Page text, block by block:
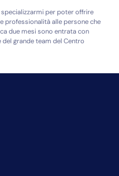
per poter offrire
professionalità alle persone che
due mesi sono entrata con
grande team del Centro